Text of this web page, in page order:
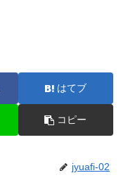
はてブ
コピー
jyuafi-02